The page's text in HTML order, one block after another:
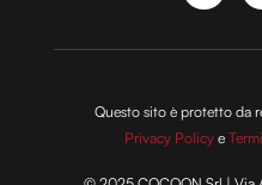
Questo sito è protetto da
Privacy Policy e